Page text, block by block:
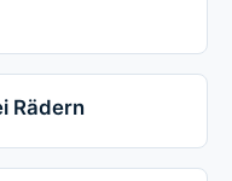
Rädern